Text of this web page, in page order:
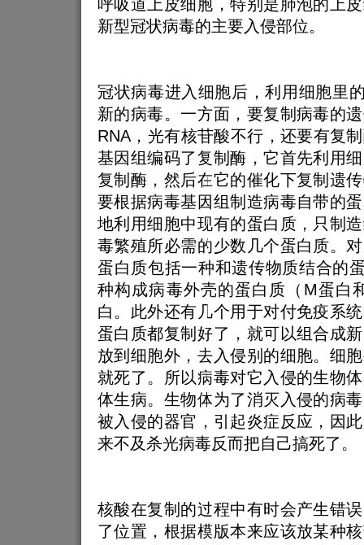
呼吸道上皮细胞，特别是肺泡的上
新型冠状病毒的主要入侵部位。
冠状病毒进入细胞后，利用细胞里
新的病毒。一方面，要复制病毒的
RNA，光有核苷酸不行，还要有复
基因组编码了复制酶，它首先利用
复制酶，然后在它的催化下复制遗
要根据病毒基因组制造病毒自带的
地利用细胞中现有的蛋白质，只制
毒繁殖所必需的少数几个蛋白质。
蛋白质包括一种和遗传物质结合的
种构成病毒外壳的蛋白质（M蛋白
白。此外还有几个用于对付免疫系
蛋白质都复制好了，就可以组合成
放到细胞外，去入侵别的细胞。细
就死了。所以病毒对它入侵的生物
体生病。生物体为了消灭入侵的病
被入侵的器官，引起炎症反应，因
来不及杀光病毒反而把自己搞死了。
核酸在复制的过程中有时会产生错
了位置，根据模版本来应该放某种